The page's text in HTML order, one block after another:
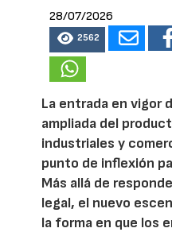
28/07/2026
2562
La entrada en vigor
ampliada del
industriales y
punto de inflexión
Más allá de
legal, el nuevo
la forma en que los